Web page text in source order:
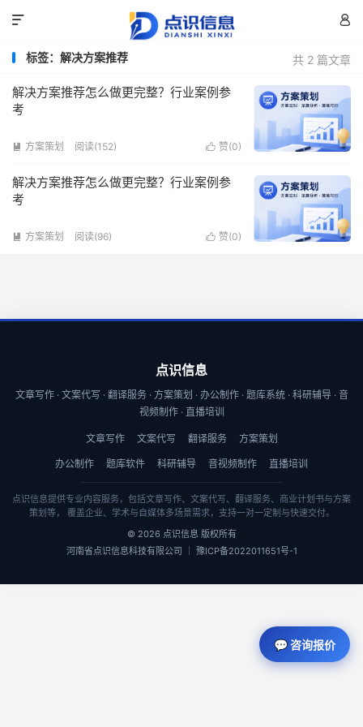


共 2 篇文章
标签：解决方案推荐
解决方案推荐怎么做更完整？行业案例参
考
 赞(0)
 方案策划 阅读(152)
解决方案推荐怎么做更完整？行业案例参
考
 赞(0)
 方案策划 阅读(96)
点识信息
文章写作 · 文案代写 · 翻译服务 · 方案策划 · 办公制作 · 题库系统 · 科研辅导 · 音
视频制作 · 直播培训
文章写作 文案代写 翻译服务 方案策划
办公制作 题库软件 科研辅导 音视频制作 直播培训
点识信息提供专业内容服务，包括文章写作、文案代写、翻译服务、商业计划书与方案
策划等， 覆盖企业、学术与自媒体多场景需求，支持一对一定制与快速交付。
© 2026 点识信息 版权所有
河南省点识信息科技有限公司 ｜ 豫ICP备2022011651号-1
💬 咨询报价